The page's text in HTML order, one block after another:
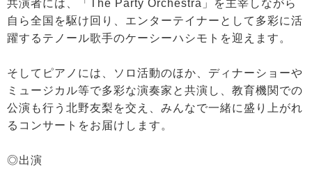
共演者には、「The Party Orchestra」を主宰しながら
自ら全国を​駆け回り、エンターテイナーとして多彩に活
躍するテノール歌手のケーシーハシモトを迎えます。
そしてピアノには、ソロ活動のほか、ディナーショーや
ミュージカル等で多彩な演奏家と共演し、教育機関での
公演も行う北野友梨を交え、みんなで一緒に盛り上がれ
るコンサートをお届けします。
◎出演